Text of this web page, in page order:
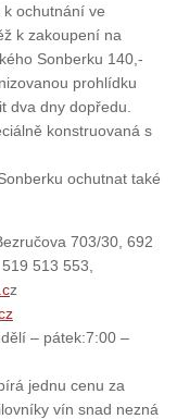
ochutnání ve
k zakoupení na
Sonberku 140,-
prohlídku
dva dny dopředu.
konstruovaná s
ochutnat také
703/30, 692
513 553,
z
– pátek:7:00 –
jednu cenu za
vín snad nezná